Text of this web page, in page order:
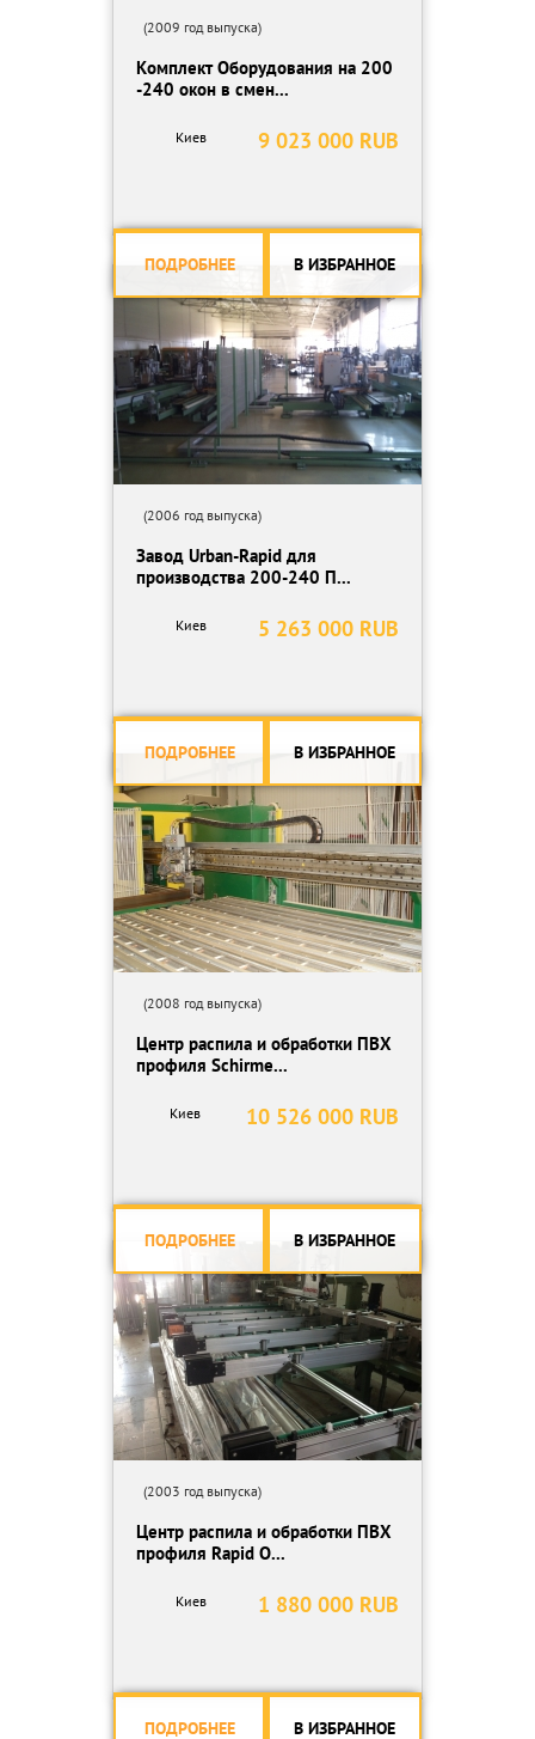
(2009 год выпуска)
Комплект Оборудования на 200
-240 окон в смен...
9 023 000 RUB
Киев
ПОДРОБНЕЕ В ИЗБРАННОЕ
(2006 год выпуска)
Завод Urban-Rapid для
производства 200-240 П...
5 263 000 RUB
Киев
ПОДРОБНЕЕ В ИЗБРАННОЕ
(2008 год выпуска)
Центр распила и обработки ПВХ
профиля Schirme...
10 526 000 RUB
Киев
ПОДРОБНЕЕ В ИЗБРАННОЕ
(2003 год выпуска)
Центр распила и обработки ПВХ
профиля Rapid O...
1 880 000 RUB
Киев
ПОДРОБНЕЕ В ИЗБРАННОЕ